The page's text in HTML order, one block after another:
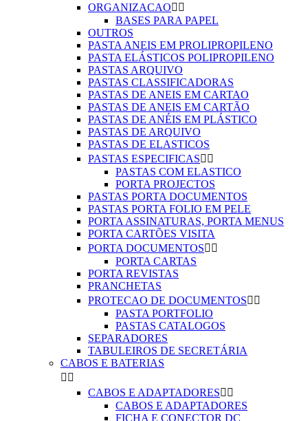
ORGANIZACAO 
BASES PARA PAPEL
OUTROS
PASTA ANEIS EM PROLIPROPILENO
PASTA ELÁSTICOS POLIPROPILENO
PASTAS ARQUIVO
PASTAS CLASSIFICADORAS
PASTAS DE ANEIS EM CARTAO
PASTAS DE ANEIS EM CARTÃO
PASTAS DE ANÉIS EM PLÁSTICO
PASTAS DE ARQUIVO
PASTAS DE ELASTICOS
PASTAS ESPECIFICAS 
PASTAS COM ELASTICO
PORTA PROJECTOS
PASTAS PORTA DOCUMENTOS
PASTAS PORTA FOLIO EM PELE
PORTA ASSINATURAS, PORTA MENUS
PORTA CARTÕES VISITA
PORTA DOCUMENTOS 
PORTA CARTAS
PORTA REVISTAS
PRANCHETAS
PROTECAO DE DOCUMENTOS 
PASTA PORTFOLIO
PASTAS CATALOGOS
SEPARADORES
TABULEIROS DE SECRETÁRIA
CABOS E BATERIAS
 
CABOS E ADAPTADORES 
CABOS E ADAPTADORES
FICHA E CONECTOR DC